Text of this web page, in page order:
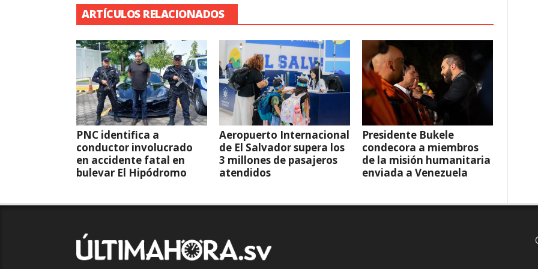
ARTÍCULOS RELACIONADOS
PNC identifica a
conductor involucrado
en accidente fatal en
bulevar El Hipódromo
Aeropuerto Internacional
de El Salvador supera los
3 millones de pasajeros
atendidos
Presidente Bukele
condecora a miembros
de la misión humanitaria
enviada a Venezuela